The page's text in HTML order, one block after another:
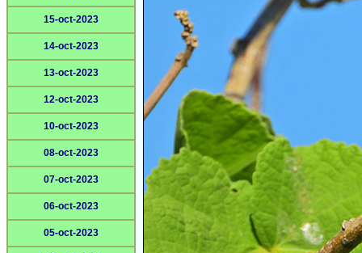
15-oct-2023
14-oct-2023
13-oct-2023
12-oct-2023
10-oct-2023
08-oct-2023
07-oct-2023
06-oct-2023
05-oct-2023